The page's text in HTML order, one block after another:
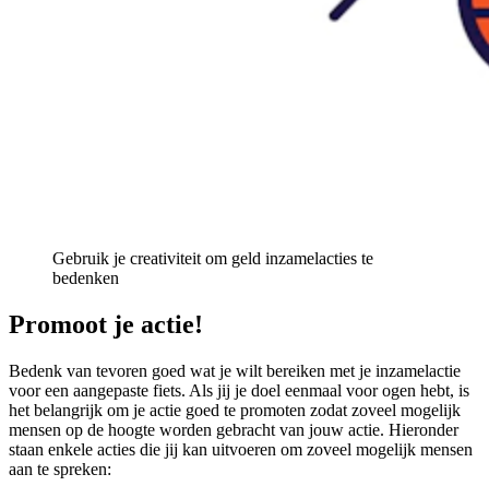
Gebruik je creativiteit om geld inzamelacties te
bedenken
Promoot je actie!
Bedenk van tevoren goed wat je wilt bereiken met je inzamelactie
voor een aangepaste fiets. Als jij je doel eenmaal voor ogen hebt, is
het belangrijk om je actie goed te promoten zodat zoveel mogelijk
mensen op de hoogte worden gebracht van jouw actie. Hieronder
staan enkele acties die jij kan uitvoeren om zoveel mogelijk mensen
aan te spreken: